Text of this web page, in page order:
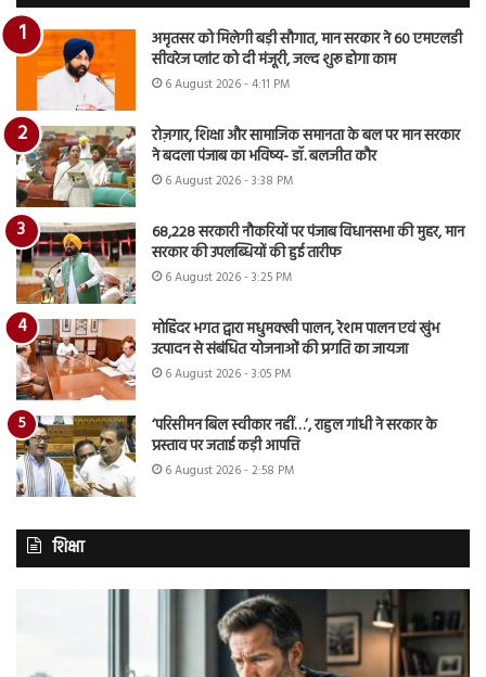
अमृतसर को मिलेगी बड़ी सौगात, मान सरकार ने 60 एमएलडी
सीवरेज प्लांट को दी मंजूरी, जल्द शुरू होगा काम
6 August 2026 - 4:11 PM
रोज़गार, शिक्षा और सामाजिक समानता के बल पर मान सरकार
ने बदला पंजाब का भविष्य- डॉ. बलजीत कौर
6 August 2026 - 3:38 PM
68,228 सरकारी नौकरियों पर पंजाब विधानसभा की मुहर, मान
सरकार की उपलब्धियों की हुई तारीफ
6 August 2026 - 3:25 PM
मोहिंदर भगत द्वारा मधुमक्खी पालन, रेशम पालन एवं खुंभ
उत्पादन से संबंधित योजनाओं की प्रगति का जायजा
6 August 2026 - 3:05 PM
‘परिसीमन बिल स्वीकार नहीं…’, राहुल गांधी ने सरकार के
प्रस्ताव पर जताई कड़ी आपत्ति
6 August 2026 - 2:58 PM
शिक्षा